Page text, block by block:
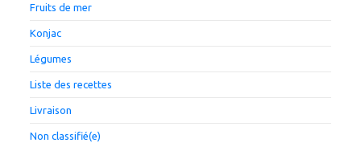
Fruits de mer
Konjac
Légumes
Liste des recettes
Livraison
Non classifié(e)